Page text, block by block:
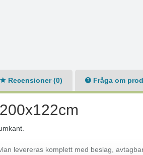
Recensioner (0) Fråga om
levereras komplett med beslag,